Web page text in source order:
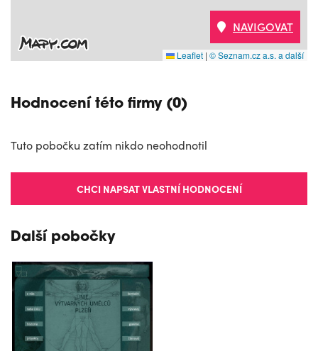
Leaflet | © Seznam.cz a.s. a další
NAVIGOVAT
Hodnocení této firmy (0)
Tuto pobočku zatím nikdo neohodnotil
CHCI NAPSAT VLASTNÍ HODNOCENÍ
Další pobočky